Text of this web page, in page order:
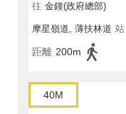
往 金鐘(政府總部)
摩星嶺道, 薄扶林道 站
距離 200m
40M